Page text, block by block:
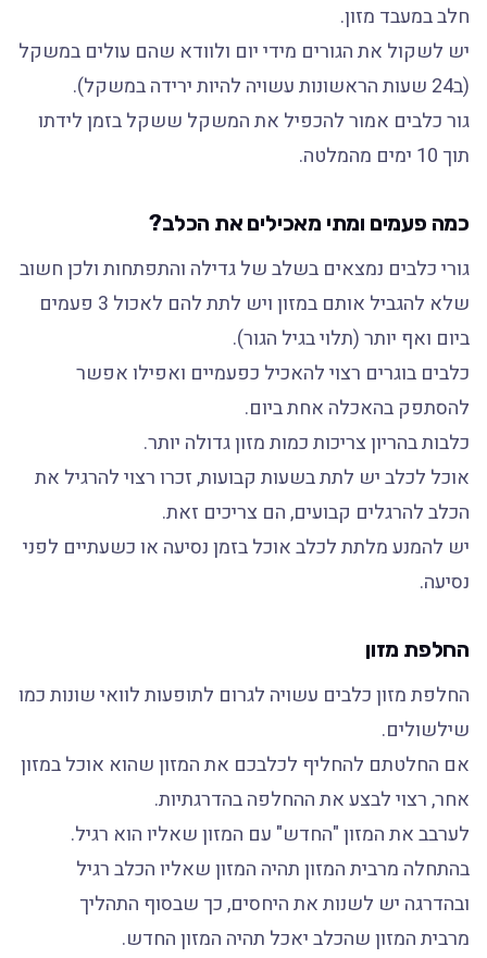
חלב במעבד מזון.
יש לשקול את הגורים מידי יום ולוודא שהם עולים במשקל
(ב24 שעות הראשונות עשויה להיות ירידה במשקל).
גור כלבים אמור להכפיל את המשקל ששקל בזמן לידתו
תוך 10 ימים מהמלטה.
כמה פעמים ומתי מאכילים את הכלב?
גורי כלבים נמצאים בשלב של גדילה והתפתחות ולכן חשוב
שלא להגביל אותם במזון ויש לתת להם לאכול 3 פעמים
ביום ואף יותר (תלוי בגיל הגור).
כלבים בוגרים רצוי להאכיל כפעמיים ואפילו אפשר
להסתפק בהאכלה אחת ביום.
כלבות בהריון צריכות כמות מזון גדולה יותר.
אוכל לכלב יש לתת בשעות קבועות, זכרו רצוי להרגיל את
הכלב להרגלים קבועים, הם צריכים זאת.
יש להמנע מלתת לכלב אוכל בזמן נסיעה או כשעתיים לפני
נסיעה.
החלפת מזון
החלפת מזון כלבים עשויה לגרום לתופעות לוואי שונות כמו
שילשולים.
אם החלטתם להחליף לכלבכם את המזון שהוא אוכל במזון
אחר, רצוי לבצע את ההחלפה בהדרגתיות.
לערבב את המזון "החדש" עם המזון שאליו הוא רגיל.
בהתחלה מרבית המזון תהיה המזון שאליו הכלב רגיל
ובהדרגה יש לשנות את היחסים, כך שבסוף התהליך
מרבית המזון שהכלב יאכל תהיה המזון החדש.